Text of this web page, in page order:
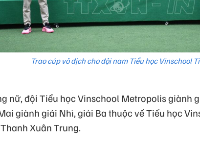
Trao cúp vô địch cho đội nam Tiểu học Vinschool
nữ, đội Tiểu học Vinschool Metropolis giành
giành giải Nhì, giải Ba thuộc về Tiểu học
Xuân Trung.